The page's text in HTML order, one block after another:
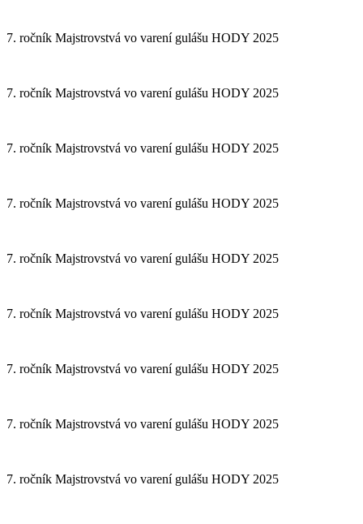
7. ročník Majstrovstvá vo varení gulášu HODY 2025
7. ročník Majstrovstvá vo varení gulášu HODY 2025
7. ročník Majstrovstvá vo varení gulášu HODY 2025
7. ročník Majstrovstvá vo varení gulášu HODY 2025
7. ročník Majstrovstvá vo varení gulášu HODY 2025
7. ročník Majstrovstvá vo varení gulášu HODY 2025
7. ročník Majstrovstvá vo varení gulášu HODY 2025
7. ročník Majstrovstvá vo varení gulášu HODY 2025
7. ročník Majstrovstvá vo varení gulášu HODY 2025